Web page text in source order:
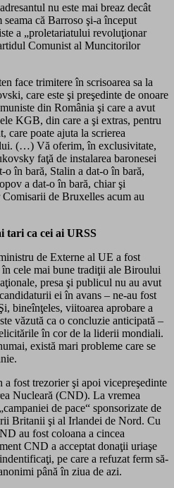
nu este mai breaz decât
seama că Barroso şi-a început
a „proletariatului revoluţionar
Comunist al Muncitorilor
face trimitere în scrisoarea sa la
care este şi preşedinte de onoare
din România şi care a avut
KGB, din care a şi extras, pentru
care poate ajuta la scrierea
(…) Vă oferim, în exclusivitate,
faţă de instalarea baronesei
în bară, Stalin a dat-o în bară,
a dat-o în bară, chiar şi
de Bruxelles acum au
tari ca cei ai URSS
de Externe al UE a fost
cele mai bune tradiţii ale Biroului
presa şi publicul nu au avut
ei în avans – ne-au fost
bineînţeles, viitoarea aprobare a
văzută ca o concluzie anticipată –
în cor de la liderii mondiali.
există mari probleme care se
fost trezorier şi apoi vicepreşedinte
Nucleară (CND). La vremea
de pace“ sponsorizate de
Britanii şi al Irlandei de Nord. Cu
au fost coloana a cincea
CND a acceptat donaţii uriaşe
pe care a refuzat ferm să-
până în ziua de azi.